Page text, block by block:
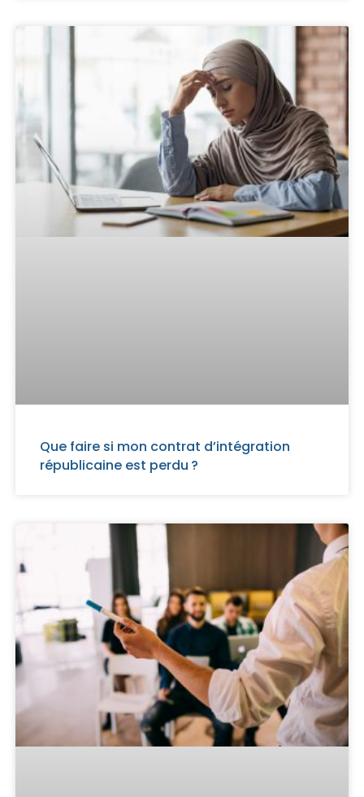
Que faire si mon contrat d’intégration
républicaine est perdu ?